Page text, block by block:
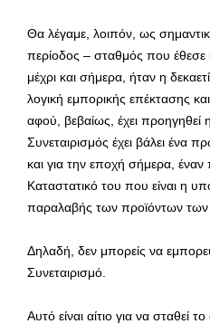
Θα λέγαμε, λοιπόν, ως
περίοδος – σταθμός που έθεσε
μέχρι και σήμερα, ήταν η
λογική εμπορικής επέκτασης
αφού, βεβαίως, έχει προηγηθεί
Συνεταιρισμός έχει βάλει ένα
και για την εποχή σήμερα,
Καταστατικό του που είναι η
παραλαβής των προϊόντων
Δηλαδή, δεν μπορείς να
Συνεταιρισμό.
Αυτό είναι αίτιο για να σταθεί